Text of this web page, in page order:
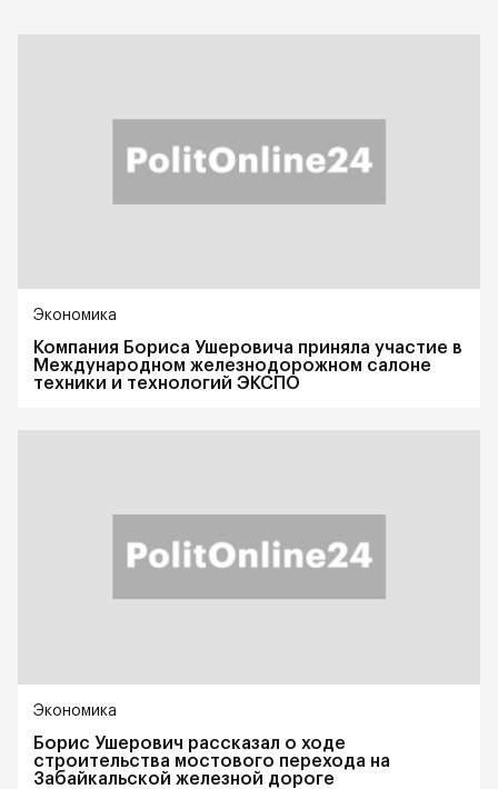
Экономика
Компания Бориса Ушеровича приняла участие в
Международном железнодорожном салоне
техники и технологий ЭКСПО
Экономика
Борис Ушерович рассказал о ходе
строительства мостового перехода на
Забайкальской железной дороге